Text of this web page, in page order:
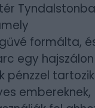
formálta,
egy hajszálon
pénzzel tartozik
embereknek,